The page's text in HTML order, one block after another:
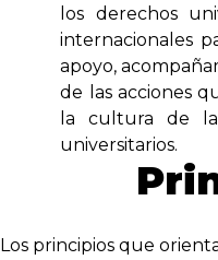
los derechos
internacionales
apoyo,
de las acciones
la cultura de
universitarios.
Los principios que